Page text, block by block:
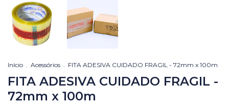
Início . Acessórios . FITA ADESIVA CUIDADO FRAGIL - 72mm x 100m
FITA ADESIVA CUIDADO FRAGIL -
72mm x 100m